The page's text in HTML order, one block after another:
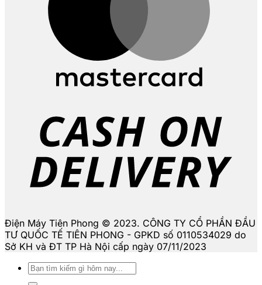
Điện Máy Tiên Phong © 2023. CÔNG TY CỔ PHẦN ĐẦU
TƯ QUỐC TẾ TIÊN PHONG - GPKD số 0110534029 do
Sở KH và ĐT TP Hà Nội cấp ngày 07/11/2023
Tìm
kiếm: